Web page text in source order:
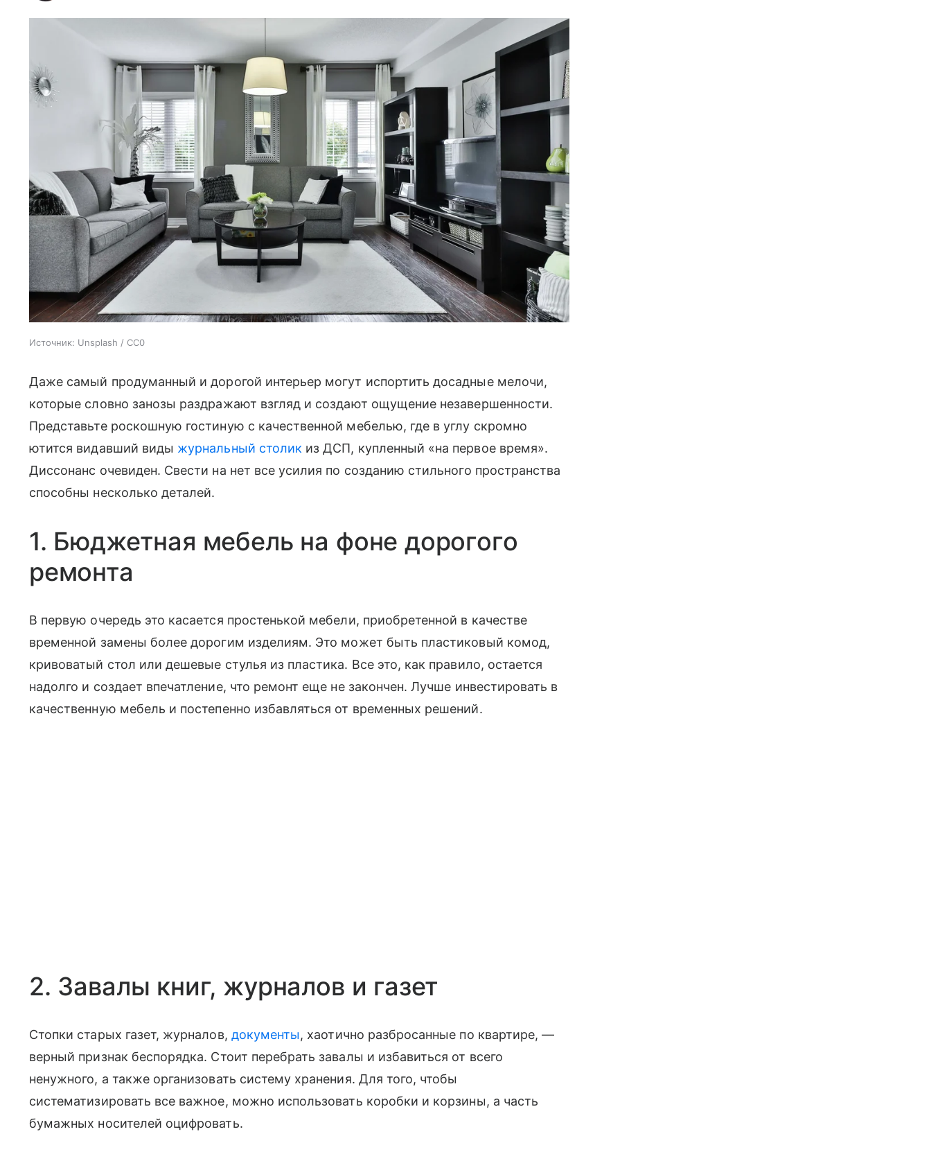
Источник: Unsplash / CC0
Даже самый продуманный и дорогой интерьер могут испортить досадные мелочи,
которые словно занозы раздражают взгляд и создают ощущение незавершенности.
Представьте роскошную гостиную с качественной мебелью, где в углу скромно
ютится видавший виды журнальный столик из ДСП, купленный «на первое время».
Диссонанс очевиден. Свести на нет все усилия по созданию стильного пространства
способны несколько деталей.
1. Бюджетная мебель на фоне дорогого
ремонта
В первую очередь это касается простенькой мебели, приобретенной в качестве
временной замены более дорогим изделиям. Это может быть пластиковый комод,
кривоватый стол или дешевые стулья из пластика. Все это, как правило, остается
надолго и создает впечатление, что ремонт еще не закончен. Лучше инвестировать в
качественную мебель и постепенно избавляться от временных решений.
2. Завалы книг, журналов и газет
Стопки старых газет, журналов, документы, хаотично разбросанные по квартире, —
верный признак беспорядка. Стоит перебрать завалы и избавиться от всего
ненужного, а также организовать систему хранения. Для того, чтобы
систематизировать все важное, можно использовать коробки и корзины, а часть
бумажных носителей оцифровать.